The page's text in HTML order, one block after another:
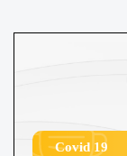
Covid 19